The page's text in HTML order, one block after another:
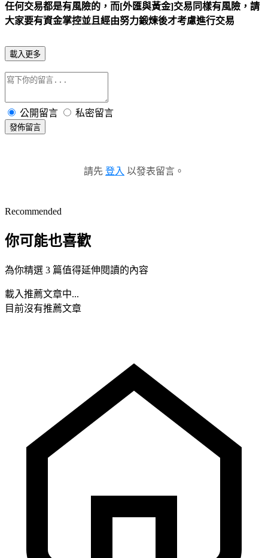
任何交易都是有風險的，而[外匯與黃金]交易同樣有風險，請
大家要有資金掌控並且經由努力鍛煉後才考慮進行交易
載入更多
公開留言 私密留言
發佈留言
請先 登入 以發表留言。
Recommended
你可能也喜歡
為你精選 3 篇值得延伸閱讀的內容
載入推薦文章中...
目前沒有推薦文章